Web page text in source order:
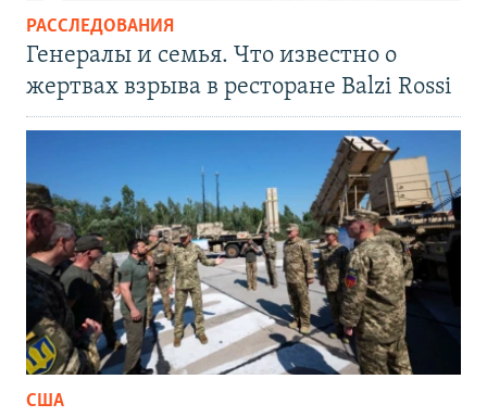
РАССЛЕДОВАНИЯ
Генералы и семья. Что известно о
жертвах взрыва в ресторане Balzi Rossi
США